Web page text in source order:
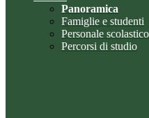
Panoramica
Famiglie e studenti
Personale scolastico
Percorsi di studio